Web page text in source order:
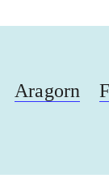
Aragorn